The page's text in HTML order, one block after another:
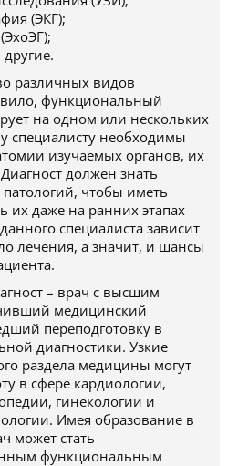
(ЭКГ);
различных видов
функциональный
на одном или нескольких
специалисту необходимы
изучаемых органов, их
должен знать
чтобы иметь
их даже на ранних этапах
специалиста зависит
лечения, а значит, и шансы
– врач с высшим
медицинский
переподготовку в
диагностики. Узкие
раздела медицины могут
в сфере кардиологии,
гинекологии и
Имея образование в
может стать
функциональным